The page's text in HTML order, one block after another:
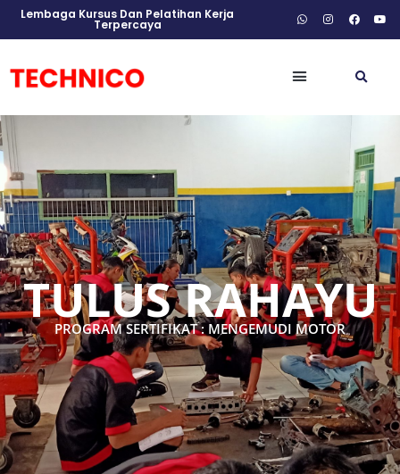
Lembaga Kursus Dan Pelatihan Kerja
Terpercaya
TULUS RAHAYU
PROGRAM SERTIFIKAT : MENGEMUDI MOTOR